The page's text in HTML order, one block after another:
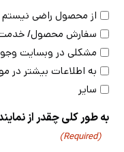
از محصول راضی نیستم
سفارش محصول/ خدمت
مشکلی در وبسایت
به اطلاعات بیشتر در
سایر
به طور کلی چقدر از
(Required)